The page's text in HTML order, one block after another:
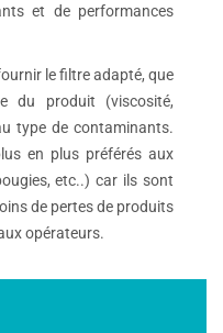
et de performances
le filtre adapté, que
produit (viscosité,
type de contaminants.
en plus préférés aux
etc..) car ils sont
de pertes de produits
opérateurs.